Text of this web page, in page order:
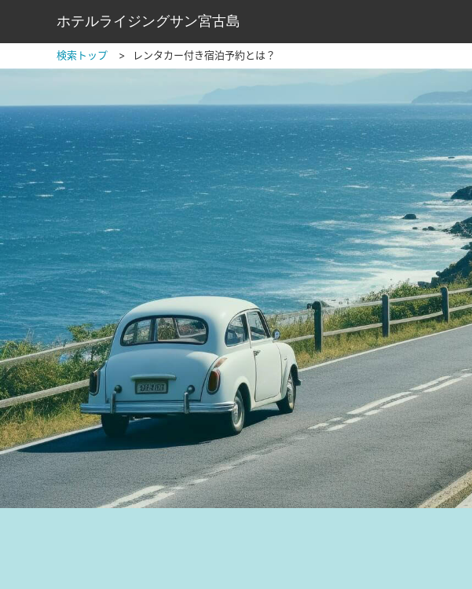
ホテルライジングサン宮古島
検索トップ レンタカー付き宿泊予約とは？